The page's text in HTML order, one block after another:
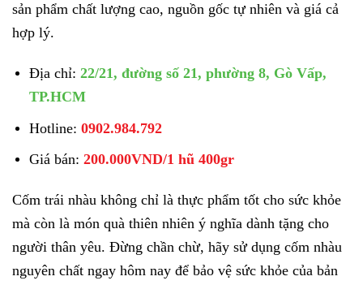
sản phẩm chất lượng cao, nguồn gốc tự nhiên và giá cả
hợp lý.
Địa chỉ: 22/21, đường số 21, phường 8, Gò Vấp,
TP.HCM
Hotline: 0902.984.792
Giá bán: 200.000VND/1 hũ 400gr
Cốm trái nhàu không chỉ là thực phẩm tốt cho sức khỏe
mà còn là món quà thiên nhiên ý nghĩa dành tặng cho
người thân yêu. Đừng chần chừ, hãy sử dụng cốm nhàu
nguyên chất ngay hôm nay để bảo vệ sức khỏe của bản